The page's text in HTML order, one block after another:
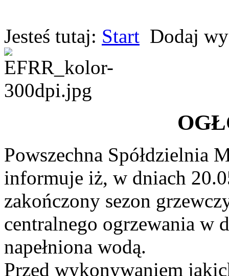
Jesteś tutaj: Start Dodaj
Powszechna Spółdzielnia
informuje iż, w dniach
zakończony sezon
centralnego ogrzewania w
napełniona wodą.
Przed wykonywaniem